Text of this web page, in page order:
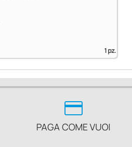
1 pz.
credit_card
PAGA COME VUOI